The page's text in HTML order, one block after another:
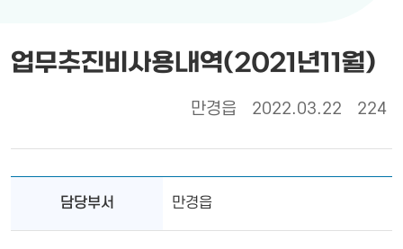
업무추진비사용내역(2021년11월)
만경읍 2022.03.22 224
담당부서 만경읍